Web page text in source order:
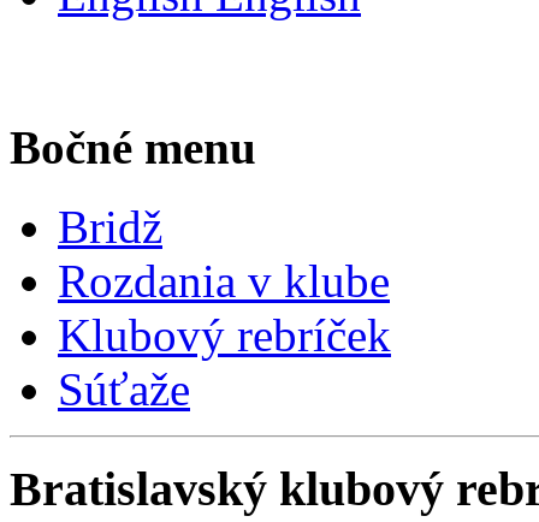
Bočné menu
Bridž
Rozdania v klube
Klubový rebríček
Súťaže
Bratislavský klubový